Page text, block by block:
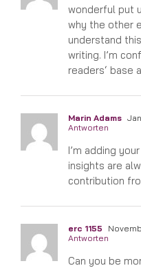
wonderful put
why the other
understand
writing. I’m
readers‘ base
Marin Adams
Antworten
I’m adding
insights are
contribution
erc 1155
Antworten
Can you be